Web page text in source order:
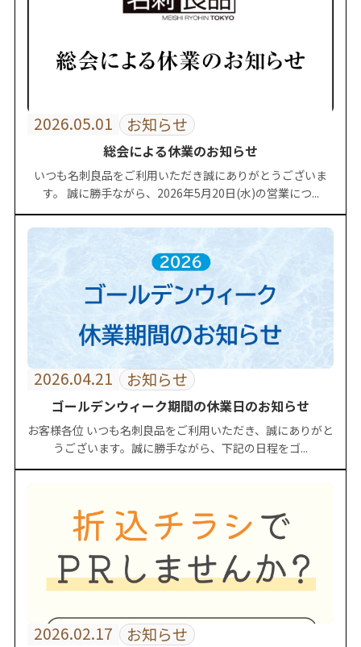
2026.05.01 お知らせ
総会による休業のお知らせ
いつも名刺良品をご利用いただき誠にありがとうございま
す。 誠に勝手ながら、2026年5月20日(水)の営業につ...
2026.04.21 お知らせ
ゴールデンウィーク期間の休業日のお知らせ
お客様各位 いつも名刺良品をご利用いただき、誠にありがと
うございます。誠に勝手ながら、下記の日程をゴ...
2026.02.17 お知らせ